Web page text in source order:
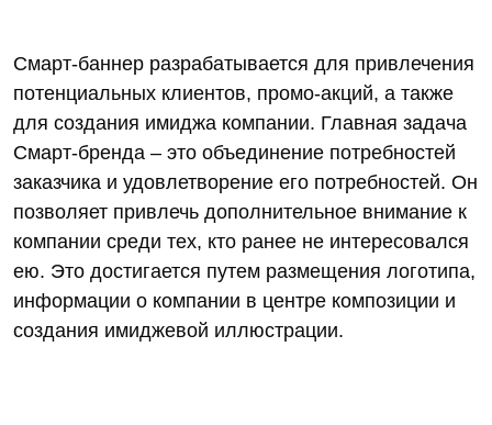
Смарт-баннер разрабатывается для привлечения
потенциальных клиентов, промо-акций, а также
для создания имиджа компании. Главная задача
Смарт-бренда – это объединение потребностей
заказчика и удовлетворение его потребностей. Он
позволяет привлечь дополнительное внимание к
компании среди тех, кто ранее не интересовался
ею. Это достигается путем размещения логотипа,
информации о компании в центре композиции и
создания имиджевой иллюстрации.